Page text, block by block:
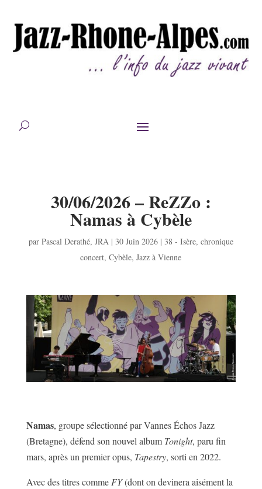
30/06/2026 – ReZZo :
Namas à Cybèle
par Pascal Derathé, JRA| 30 Juin 2026| 38 - Isère, chronique
concert,Cybèle,Jazz à Vienne
Namas, groupe sélectionné par Vannes Échos Jazz
(Bretagne), défend son nouvel album Tonight, paru fin
mars, après un premier opus, Tapestry, sorti en 2022.
Avec des titres commeFY(dont on devinera aisément la